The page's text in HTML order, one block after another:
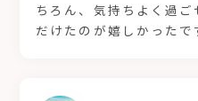
ちろん、気持ちよく過
だけたのが嬉しかったで